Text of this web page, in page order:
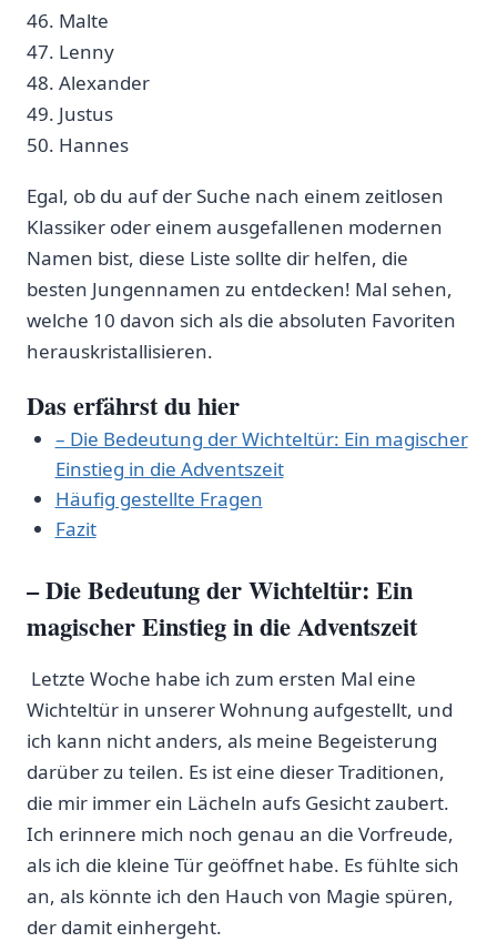
46. Malte ​
47. Lenny
48. Alexander‌ ⁢
49.‍ Justus
50. Hannes
Egal, ob du auf der ⁣Suche nach einem zeitlosen
Klassiker‌ oder einem ausgefallenen modernen⁤
Namen bist, ⁣diese Liste sollte dir helfen, die⁣
besten Jungennamen ⁤zu entdecken! Mal sehen,
welche ⁤10 davon sich als die ‍absoluten Favoriten
herauskristallisieren.
Das erfährst du⁣ hier
– Die⁣ Bedeutung der Wichteltür: ‍Ein magischer⁣
Einstieg ​in die Adventszeit
Häufig ⁣gestellte Fragen
Fazit
– Die Bedeutung der Wichteltür: Ein
magischer ‌Einstieg in ⁣die Adventszeit
‌ Letzte ⁣Woche ‍habe ich⁤ zum ersten Mal eine
Wichteltür in‍ unserer Wohnung ⁤aufgestellt, und
⁢ich‍ kann ‌nicht anders, als ‍meine ⁣Begeisterung
⁣darüber zu teilen.⁢ Es ist eine‌ dieser Traditionen,‍
die mir immer⁤ ein Lächeln ​aufs Gesicht zaubert.
Ich erinnere mich ⁤noch genau an‌ die ‍Vorfreude,
als‍ ich ⁢die ‌kleine Tür geöffnet habe. Es ​fühlte sich
an, als‍ könnte ich den ​Hauch von ‌Magie spüren,
der damit ‌einhergeht.